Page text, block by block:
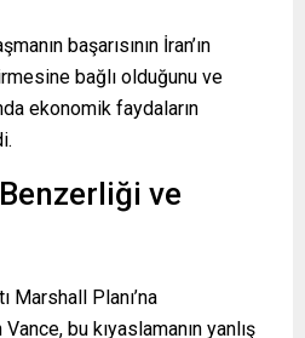
başarısının İran’ın
bağlı olduğunu ve
ekonomik faydaların
ve
Marshall Planı’na
bu kıyaslamanın yanlış